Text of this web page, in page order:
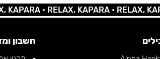
•RELAX, KAPARA •RELAX,
חשבון